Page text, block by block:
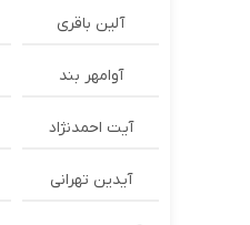
آلین باقری
آوامهر بند
آیت احمدنژاد
آیدین تهرانی